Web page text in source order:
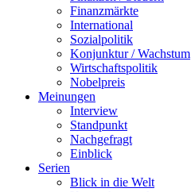
Finanzmärkte
International
Sozialpolitik
Konjunktur / Wachstum
Wirtschaftspolitik
Nobelpreis
Meinungen
Interview
Standpunkt
Nachgefragt
Einblick
Serien
Blick in die Welt